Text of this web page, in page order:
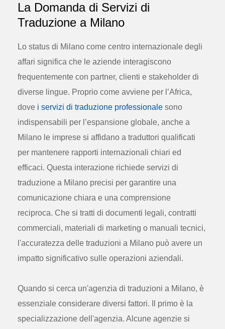
La Domanda di Servizi di
Traduzione a Milano
Lo status di Milano come centro internazionale degli
affari significa che le aziende interagiscono
frequentemente con partner, clienti e stakeholder di
diverse lingue. Proprio come avviene per l’Africa,
dove i servizi di traduzione professionale sono
indispensabili per l’espansione globale, anche a
Milano le imprese si affidano a traduttori qualificati
per mantenere rapporti internazionali chiari ed
efficaci. Questa interazione richiede servizi di
traduzione a Milano precisi per garantire una
comunicazione chiara e una comprensione
reciproca. Che si tratti di documenti legali, contratti
commerciali, materiali di marketing o manuali tecnici,
l'accuratezza delle traduzioni a Milano può avere un
impatto significativo sulle operazioni aziendali.
Quando si cerca un'agenzia di traduzioni a Milano, è
essenziale considerare diversi fattori. Il primo è la
specializzazione dell'agenzia. Alcune agenzie si